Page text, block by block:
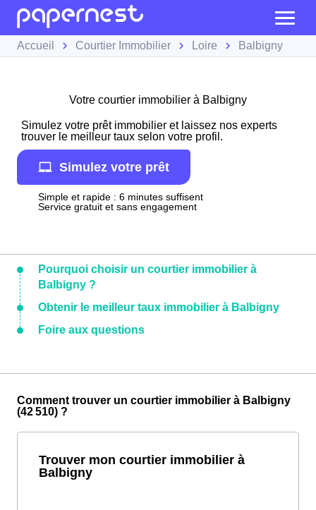
Accueil Courtier Immobilier Loire Balbigny
Votre courtier immobilier à Balbigny
Simulez votre prêt immobilier et laissez nos experts
trouver le meilleur taux selon votre profil.
Simulez votre prêt
Simple et rapide : 6 minutes suffisent
Service gratuit et sans engagement
Pourquoi choisir un courtier immobilier à
Balbigny ?
Obtenir le meilleur taux immobilier à Balbigny
Foire aux questions
Comment trouver un courtier immobilier à Balbigny
(42 510) ?
Trouver mon courtier immobilier à
Balbigny